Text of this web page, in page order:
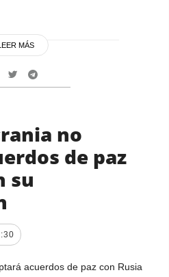
MÁS
no
de paz
su